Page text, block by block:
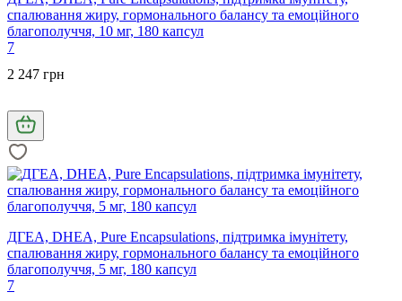
спалювання жиру, гормонального балансу та емоційного
благополуччя, 10 мг, 180 капсул
7
2 247 грн
ДГЕА, DHEA, Pure Encapsulations, підтримка імунітету,
спалювання жиру, гормонального балансу та емоційного
благополуччя, 5 мг, 180 капсул
7